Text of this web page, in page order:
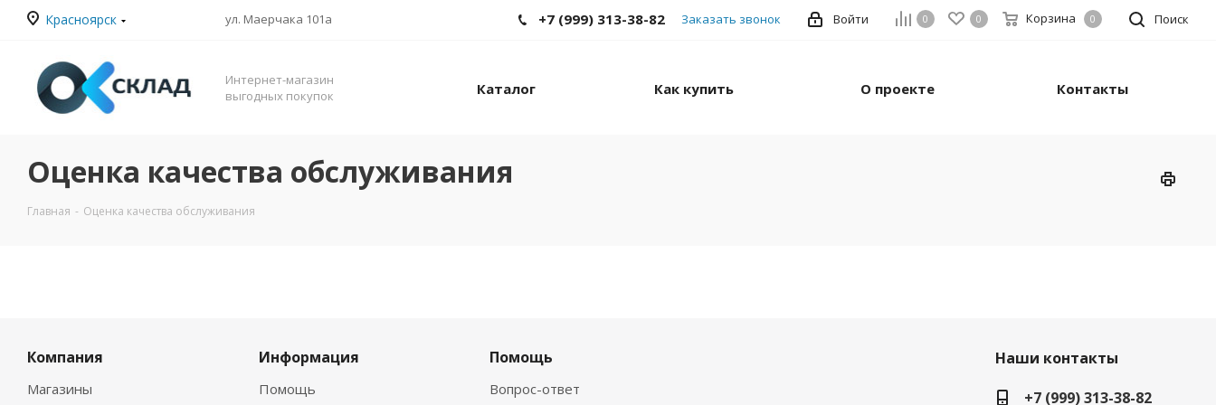
Красноярск ул. Маерчака 101а Поиск
0 0 Корзина 0
Войти
+7 (999) 313-38-82 Заказать звонок
Интернет-магазин
выгодных покупок
Каталог Как купить О проекте Контакты
Оценка качества обслуживания
Главная - Оценка качества обслуживания
Компания
Магазины
Информация
Помощь
Помощь
Вопрос-ответ
Наши контакты
+7 (999) 313-38-82